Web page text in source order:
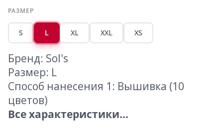
РАЗМЕР
S L XL XXL XS
Бренд: Sol's
Размер: L
Способ нанесения 1: Вышивка (10
цветов)
Все характеристики...